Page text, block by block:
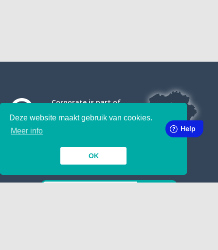
Deze website maakt gebruik van cookies.
Meer info
OK
Corporate is part of